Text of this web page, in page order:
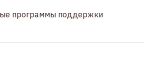
программы поддержки